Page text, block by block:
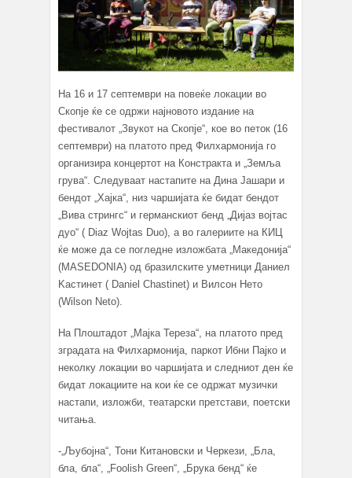
На 16 и 17 септември на повеќе локации во
Скопје ќе се одржи најновото издание на
фестивалот „Звукот на Скопје“, кое во петок (16
септември) на платото пред Филхармонија го
организира концертот на Констракта и „Земља
грува“. Следуваат настапите на Дина Јашари и
бендот „Хајка“, низ чаршијата ќе бидат бендот
„Вива стрингс“ и германскиот бенд „Дијаз војтас
дуо“ ( Diaz Wojtas Duo), а во галериите на КИЦ
ќе може да се погледне изложбата „Македонија“
(MASEDONIA) од бразилските уметници Даниел
Kастинет ( Daniel Chastinet) и Вилсон Нето
(Wilson Neto).
На Плоштадот „Мајка Тереза“, на платото пред
зградата на Филхармонија, паркот Ибни Пајко и
неколку локации во чаршијата и следниот ден ќе
бидат локациите на кои ќе се одржат музички
настапи, изложби, театарски претстави, поетски
читања.
-„Љубојна“, Тони Китановски и Черкези, „Бла,
бла, бла“, „Foolish Green“, „Брука бенд“ ќе